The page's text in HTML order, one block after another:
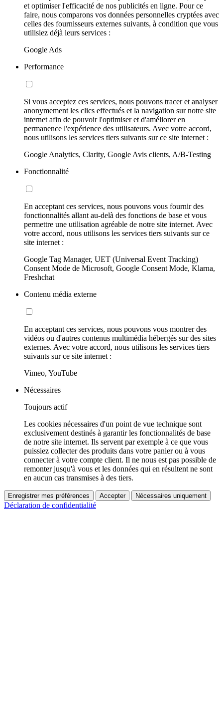
et optimiser l'efficacité de nos publicités en ligne. Pour ce
faire, nous comparons vos données personnelles cryptées avec
celles des fournisseurs externes suivants, à condition que vous
utilisiez déjà leurs services :
Google Ads
Performance
Si vous acceptez ces services, nous pouvons tracer et analyser
anonymement les clics effectués et la navigation sur notre site
internet afin de pouvoir l'optimiser et d'améliorer en
permanence l'expérience des utilisateurs. Avec votre accord,
nous utilisons les services tiers suivants sur ce site internet :
Google Analytics, Clarity, Google Avis clients, A/B-Testing
Fonctionnalité
En acceptant ces services, nous pouvons vous fournir des
fonctionnalités allant au-delà des fonctions de base et vous
permettre une utilisation agréable de notre site internet. Avec
votre accord, nous utilisons les services tiers suivants sur ce
site internet :
Google Tag Manager, UET (Universal Event Tracking)
Consent Mode de Microsoft, Google Consent Mode, Klarna,
Freshchat
Contenu média externe
En acceptant ces services, nous pouvons vous montrer des
vidéos ou d'autres contenus multimédia hébergés sur des sites
externes. Avec votre accord, nous utilisons les services tiers
suivants sur ce site internet :
Vimeo, YouTube
Nécessaires
Toujours actif
Les cookies nécessaires d'un point de vue technique sont
exclusivement destinés à garantir les fonctionnalités de base
de notre site internet. Ils servent par exemple à ce que vous
puissiez collecter des produits dans votre panier ou à vous
connecter à votre compte client. Il ne nous est pas possible de
remonter jusqu'à vous et les données qui en résultent ne sont
en aucun cas transmises à des tiers.
Enregistrer mes préférences Accepter Nécessaires uniquement
Déclaration de confidentialité